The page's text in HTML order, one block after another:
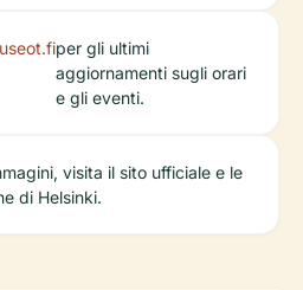
per gli ultimi
aggiornamenti sugli orari
e gli eventi.
visita il sito ufficiale e le
di Helsinki.